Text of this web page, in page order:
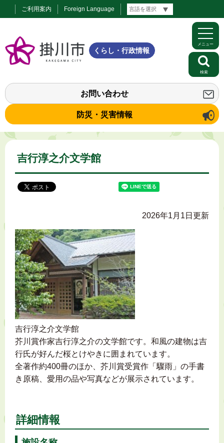
ご利用案内 Foreign Language
くらし・行政情報
お問い合わせ
防災・災害情報
メニュー
検索
吉行淳之介文学館
2026年1月1日更新
吉行淳之介文学館
芥川賞作家吉行淳之介の文学館です。和風の建物は吉
行氏が好んだ桜とけやきに囲まれています。
全著作約400冊のほか、芥川賞受賞作「驟雨」の手書
き原稿、愛用の品や写真などが展示されています。
詳細情報